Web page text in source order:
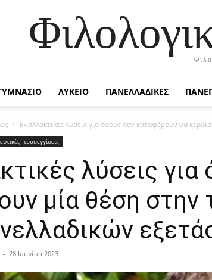
ΛΥΚΕΙΟ ΠΑΝΕΛΛΑΔΙΚΕΣ
Εναλλακτικές λύσεις για όσους δεν καταφέρουν να
προσεγγίσεις
λύσεις
μία θέση
- 28 Ιουνίου 2023